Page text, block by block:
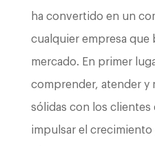
ha convertido en un
cualquier empresa que
mercado. En primer
comprender, atender y
sólidas con los clientes
impulsar el crecimiento